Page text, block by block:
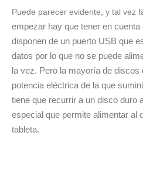
Puede parecer evidente, y tal vez
empezar hay que tener en
disponen de un puerto USB que
datos por lo que no se puede
la vez. Pero la mayoría de discos
potencia eléctrica de la que
tiene que recurrir a un disco duro
especial que permite alimentar al
tableta.